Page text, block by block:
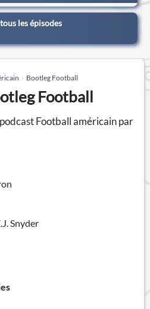
les épisodes
Bootleg Football
Football
Football américain par
Snyder